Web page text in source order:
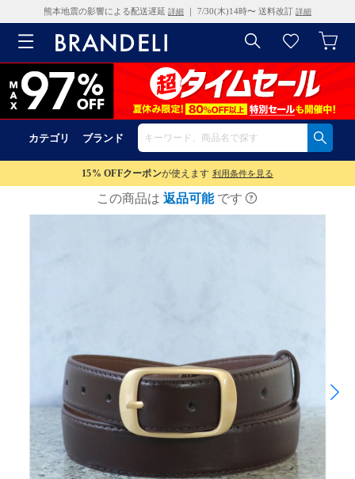
熊本地震の影響による配送遅延 詳細 ｜ 7/30(木)14時〜 送料改訂 詳細
カテゴリ ブランド
15% OFFクーポンが使えます 利用条件を見る
この商品は 返品可能 です